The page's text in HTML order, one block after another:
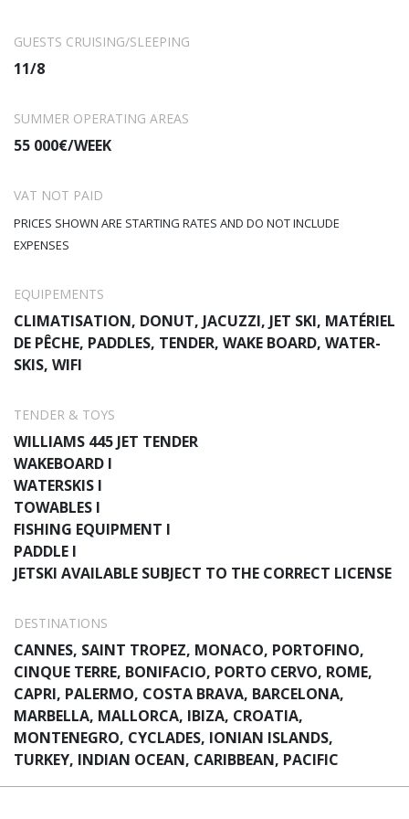
Spontaneous a quatre membres d'équipage exceptionnels à
un yacht aussi exceptionnel, dans un endroit aussi magnifique,
GUESTS CRUISING/SLEEPING
11/8
SUMMER OPERATING AREAS
55 000€/WEEK
VAT NOT PAID
PRICES SHOWN ARE STARTING RATES AND DO NOT INCLUDE
EXPENSES
EQUIPEMENTS
CLIMATISATION, DONUT, JACUZZI, JET SKI, MATÉRIEL
DE PÊCHE, PADDLES, TENDER, WAKE BOARD, WATER-
SKIS, WIFI
TENDER & TOYS
WILLIAMS 445 JET TENDER
WAKEBOARD I
WATERSKIS I
TOWABLES I
FISHING EQUIPMENT I
PADDLE I
JETSKI AVAILABLE SUBJECT TO THE CORRECT LICENSE
DESTINATIONS
CANNES, SAINT TROPEZ, MONACO, PORTOFINO,
CINQUE TERRE, BONIFACIO, PORTO CERVO, ROME,
CAPRI, PALERMO, COSTA BRAVA, BARCELONA,
MARBELLA, MALLORCA, IBIZA, CROATIA,
MONTENEGRO, CYCLADES, IONIAN ISLANDS,
TURKEY, INDIAN OCEAN, CARIBBEAN, PACIFIC